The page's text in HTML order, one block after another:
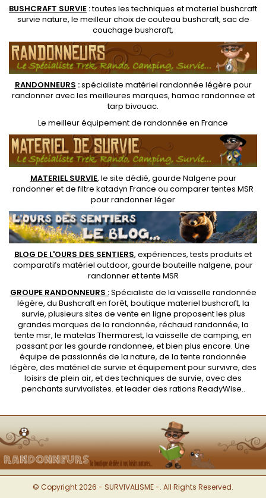
BUSHCRAFT SURVIE :toutes les techniques etmateriel bushcraft
survie nature, le meilleur choix de couteau bushcraft, sac de
couchage bushcraft,
RANDONNEURS :spécialiste matériel randonnée légère pour
randonner avec les meilleures marques, hamac randonnee et
tarp bivouac.
Le meilleur équipement de randonnée en France
MATERIEL SURVIE, le site dédié, gourde Nalgene pour
randonneret defiltre katadyn France ou comparer tentes MSR
pour randonner léger
BLOG DE L'OURS DES SENTIERS, expériences, tests produits et
comparatifs matériel outdoor, gourde bouteille nalgene, pour
randonner ettente MSR
GROUPE RANDONNEURS :Spécialiste de la vaisselle randonnée
légère, du Bushcraft en forêt, boutique materiel bushcraft, la
survie, plusieurs sites de vente en ligne proposent les plus
grandes marques de la randonnée, réchaud randonnée, la
tente msr, le matelas Thermarest, la vaisselle de camping, en
passant par les gourde randonnee, et bien plus encore. Une
équipe de passionnés de la nature, de latente randonnée
légère, des matériel de survie et équipement pour survivre, des
loisirs de plein air, et des techniques de survie, avec des
penchants survivalistes. et leader des rations ReadyWise..
© Copyright 2026 - SURVIVALISME -. All Rights Reserved.